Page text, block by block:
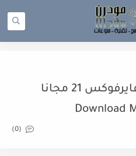
تحميل برنامج موزيلا فايرفوكس 21 مجانا
Download
(0)